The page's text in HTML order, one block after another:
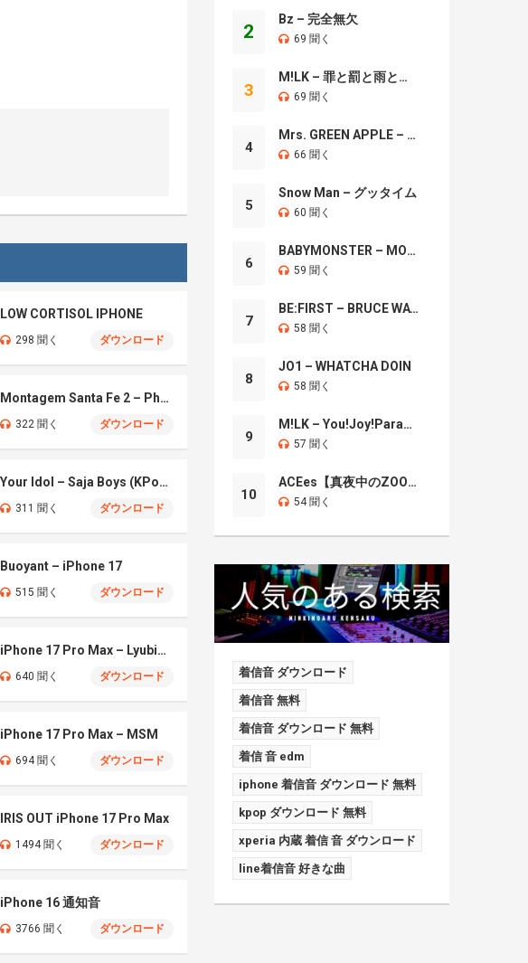
LOW CORTISOL IPHONE
298 聞く ダウンロード
Montagem Santa Fe 2 – Phonk (iPhone)
322 聞く ダウンロード
Your Idol – Saja Boys (KPop Demon Hunters iPhone)
311 聞く ダウンロード
Buoyant – iPhone 17
515 聞く ダウンロード
iPhone 17 Pro Max – Lyubimka
640 聞く ダウンロード
iPhone 17 Pro Max – MSM
694 聞く ダウンロード
IRIS OUT iPhone 17 Pro Max
1494 聞く ダウンロード
iPhone 16 通知音
3766 聞く ダウンロード
2
Bz – 完全無欠
69 聞く
3
M!LK – 罪と罰と雨とキス
69 聞く
4
Mrs. GREEN APPLE – Brand New
66 聞く
5
Snow Man – グッタイム
60 聞く
6
BABYMONSTER – MOON
59 聞く
7
BE:FIRST – BRUCE WAYNE
58 聞く
8
JO1 – WHATCHA DOIN
58 聞く
9
M!LK – You!Joy!Parade!
57 聞く
10
ACEes【真夜中のZOO】
54 聞く
着信音 ダウンロード
着信音 無料
着信音 ダウンロード 無料
着信 音 edm
iphone 着信音 ダウンロード 無料
kpop ダウンロード 無料
xperia 内蔵 着信 音 ダウンロード
line着信音 好きな曲